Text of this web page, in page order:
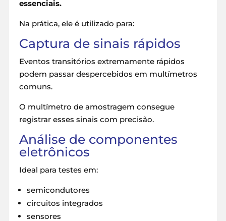
essenciais.
Na prática, ele é utilizado para:
Captura de sinais rápidos
Eventos transitórios extremamente rápidos
podem passar despercebidos em multímetros
comuns.
O multímetro de amostragem consegue
registrar esses sinais com precisão.
Análise de componentes
eletrônicos
Ideal para testes em:
semicondutores
circuitos integrados
sensores